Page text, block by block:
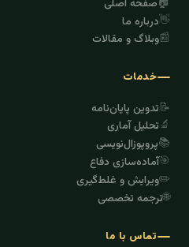
🏠صفحه اصلی
👋درباره ما
📰وبلاگ و مقالات
خدمات
📝تدوین پایان‌نامه
🔬تحلیل آماری
📚پروپوزال‌نویسی
🎯آماده‌سازی دفاع
✏️ویرایش و غلط‌گیری
🌐ترجمه تخصصی
تماس با ما